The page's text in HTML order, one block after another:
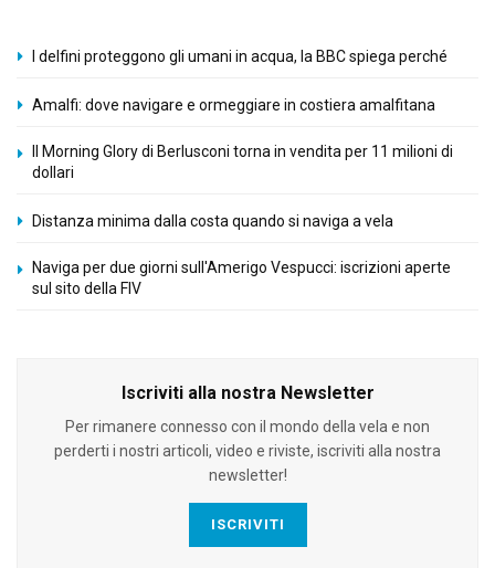
I delfini proteggono gli umani in acqua, la BBC spiega perché
Amalfi: dove navigare e ormeggiare in costiera amalfitana
Il Morning Glory di Berlusconi torna in vendita per 11 milioni di
dollari
Distanza minima dalla costa quando si naviga a vela
Naviga per due giorni sull'Amerigo Vespucci: iscrizioni aperte
sul sito della FIV
Iscriviti alla nostra Newsletter
Per rimanere connesso con il mondo della vela e non
perderti i nostri articoli, video e riviste, iscriviti alla nostra
newsletter!
ISCRIVITI